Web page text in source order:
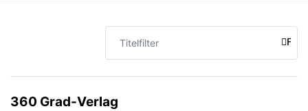
360 Grad-Verlag